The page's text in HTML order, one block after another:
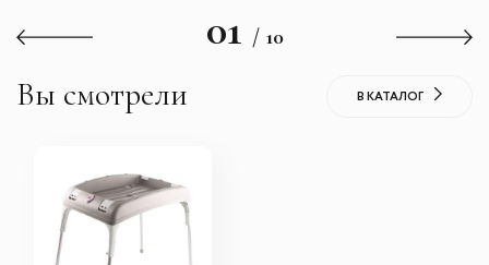
01 / 10
Вы смотрели В КАТАЛОГ